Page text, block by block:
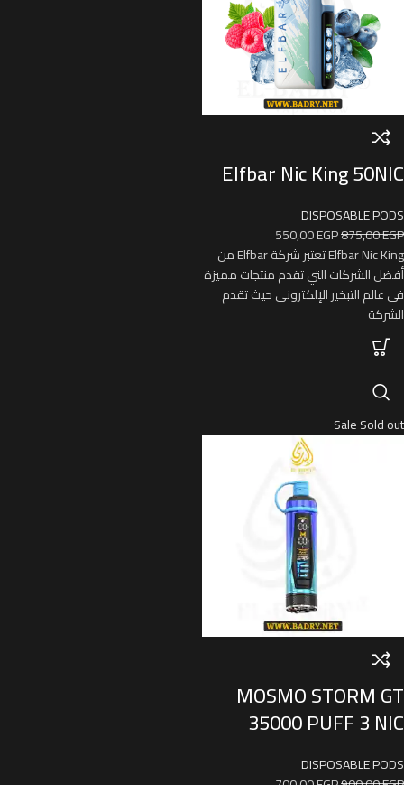
Elfbar Nic King 50NIC
DISPOSABLE PODS
875,00EGP
550,00EGP
Elfbar Nic King تعتبر شركة Elfbar من
أفضل الشركات التي تقدم منتجات مميزة
في عالم التبخير الإلكتروني حيث تقدم
الشركة
SaleSold out
MOSMO STORM GT
35000 PUFF 3 NIC
DISPOSABLE PODS